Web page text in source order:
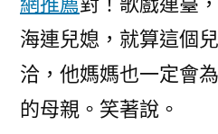
海連兒媳，就算這個
洽，他媽媽也一定會
的母親。笑著說。